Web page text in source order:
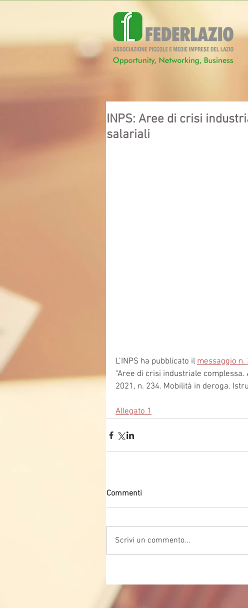
INPS: Aree di crisi
salariali
L’INPS ha pubblicato il messaggio n.
“Aree di crisi industriale
2021, n. 234. Mobilità in deroga.
Allegato 1
Commenti
Scrivi un commento...